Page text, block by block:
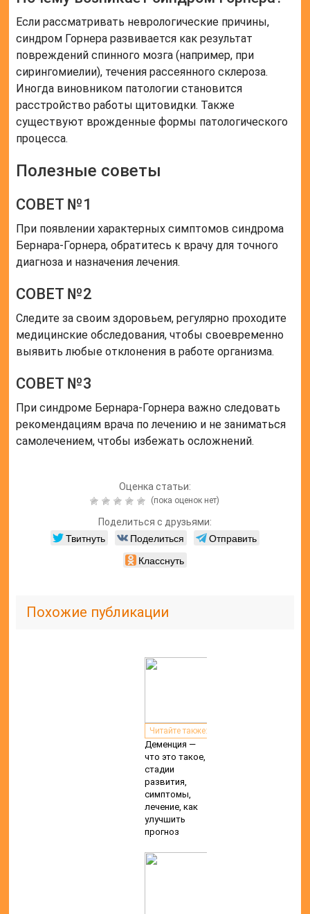
Если рассматривать неврологические причины,
синдром Горнера развивается как результат
повреждений спинного мозга (например, при
сирингомиелии), течения рассеянного склероза.
Иногда виновником патологии становится
расстройство работы щитовидки. Также
существуют врожденные формы патологического
процесса.
Полезные советы
СОВЕТ №1
При появлении характерных симптомов синдрома
Бернара-Горнера, обратитесь к врачу для точного
диагноза и назначения лечения.
СОВЕТ №2
Следите за своим здоровьем, регулярно проходите
медицинские обследования, чтобы своевременно
выявить любые отклонения в работе организма.
СОВЕТ №3
При синдроме Бернара-Горнера важно следовать
рекомендациям врача по лечению и не заниматься
самолечением, чтобы избежать осложнений.
Оценка статьи:
(пока оценок нет)
Поделиться с друзьями:
Твитнуть Поделиться
Отправить
Класснуть
Похожие публикации
Читайте также:
Деменция —
что это такое,
стадии
развития,
симптомы,
лечение, как
улучшить
прогноз